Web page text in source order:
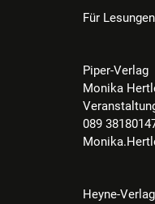
Für
Piper-Verlag
Monika
089
Heyne-Verlag